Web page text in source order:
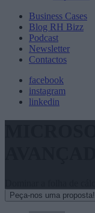
Business Cases
Blog RH Bizz
Podcast
Newsletter
Contactos
facebook
instagram
linkedin
Peça-nos uma proposta!